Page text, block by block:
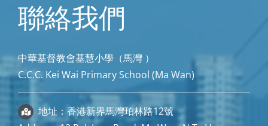
聯絡我們
中華基督教會基慧小學（馬灣 ）
C.C.C. Kei Wai Primary School (Ma Wan)
地址：香港新界馬灣珀林路12號